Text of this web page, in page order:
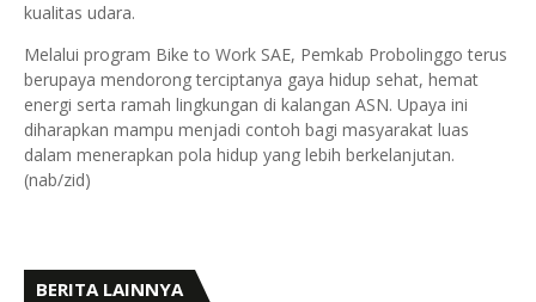
kualitas udara.
Melalui program Bike to Work SAE, Pemkab Probolinggo terus
berupaya mendorong terciptanya gaya hidup sehat, hemat
energi serta ramah lingkungan di kalangan ASN. Upaya ini
diharapkan mampu menjadi contoh bagi masyarakat luas
dalam menerapkan pola hidup yang lebih berkelanjutan.
(nab/zid)
BERITA LAINNYA